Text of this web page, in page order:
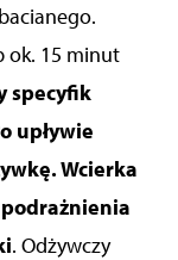
ok. 15 minut
specyfik
upływie
Wcierka
. Odżywczy